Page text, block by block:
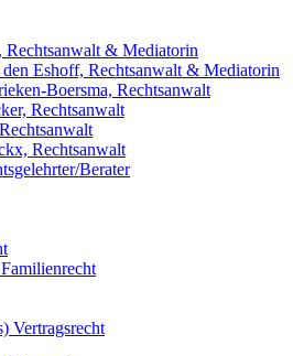
Rechtsanwalt & Mediatorin
Eshoff, Rechtsanwalt & Mediatorin
Boersma, Rechtsanwalt
Rechtsanwalt
Rechtsanwalt
Berater
Vertragsrecht